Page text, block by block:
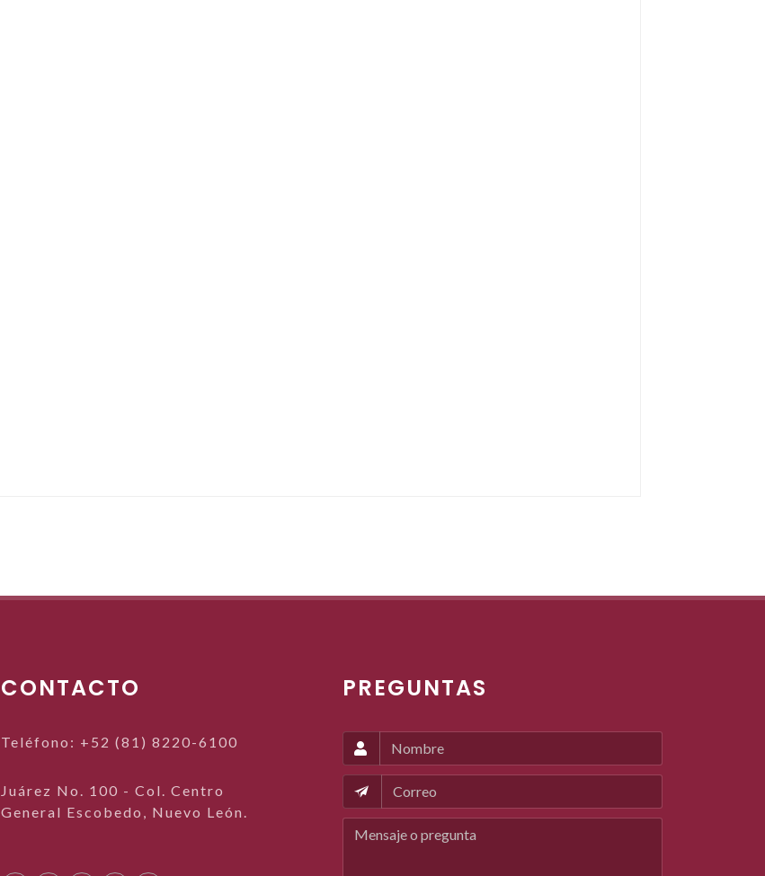
CONTACTO
Teléfono: +52 (81) 8220-6100
Juárez No. 100 - Col. Centro
General Escobedo, Nuevo León.
PREGUNTAS